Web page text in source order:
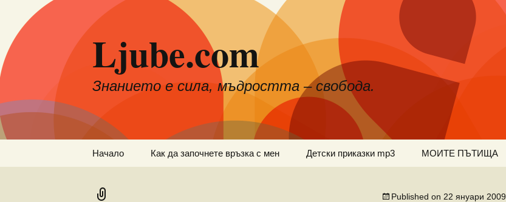
съдържанието
Ljube.com
Знанието е сила, мъдростта – свобода.
Начало Как да започнете връзка с мен Детски приказки mp3 МОИТЕ ПЪТИЩА
Published on 22 януари 2009